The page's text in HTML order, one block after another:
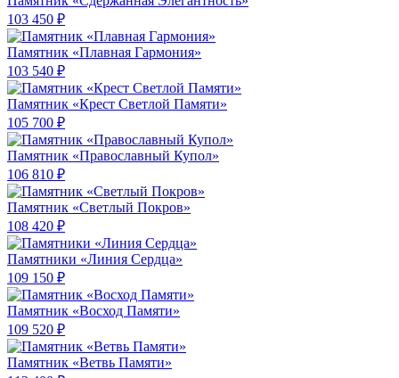
103 450 ₽
Памятник «Плавная Гармония»
103 540 ₽
Памятник «Крест Светлой Памяти»
105 700 ₽
Памятник «Православный Купол»
106 810 ₽
Памятник «Светлый Покров»
108 420 ₽
Памятники «Линия Сердца»
109 150 ₽
Памятник «Восход Памяти»
109 520 ₽
Памятник «Ветвь Памяти»